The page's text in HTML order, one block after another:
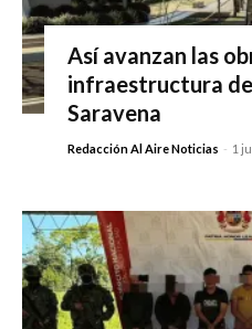
Así avanzan las
infraestructura
Saravena
Redacción Al Aire Noticias - 1